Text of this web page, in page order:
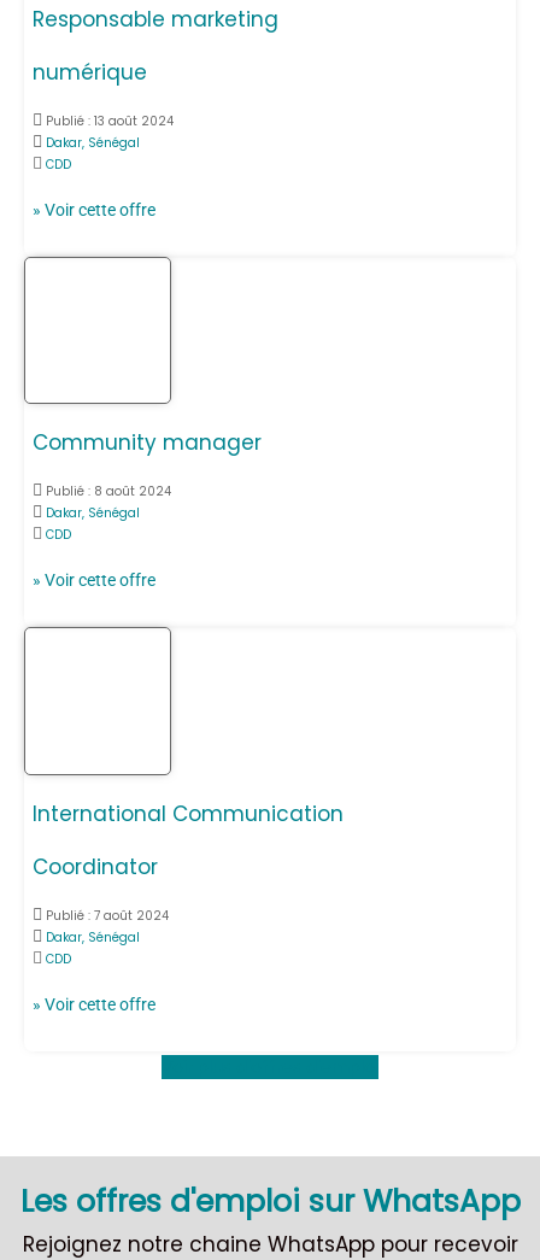
Responsable marketing
numérique
Publié : 13 août 2024
Dakar, Sénégal
CDD
» Voir cette offre
Community manager
Publié : 8 août 2024
Dakar, Sénégal
CDD
» Voir cette offre
International Communication
Coordinator
Publié : 7 août 2024
Dakar, Sénégal
CDD
» Voir cette offre
Les offres d'emploi sur WhatsApp
Rejoignez notre chaine WhatsApp pour recevoir